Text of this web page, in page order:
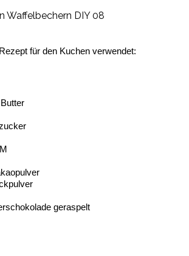
für den Kuchen verwendet:
Butter
geraspelt